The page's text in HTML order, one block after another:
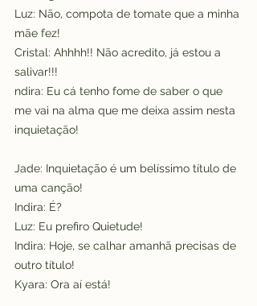
Luz: Não, compota de tomate que a minha
mãe fez!
Cristal: Ahhhh!! Não acredito, já estou a
salivar!!!
ndira: Eu cá tenho fome de saber o que
me vai na alma que me deixa assim nesta
inquietação!
Jade: Inquietação é um belíssimo título de
uma canção!
Indira: É?
Luz: Eu prefiro Quietude!
Indira: Hoje, se calhar amanhã precisas de
outro título!
Kyara: Ora aí está!